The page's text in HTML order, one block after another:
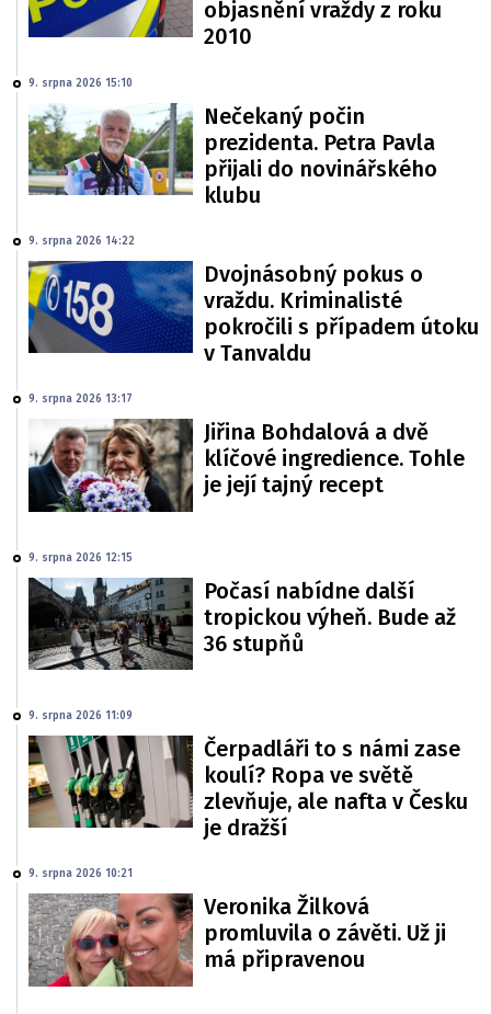
objasnění vraždy z roku
2010
9. srpna 2026 15:10
Nečekaný počin
prezidenta. Petra Pavla
přijali do novinářského
klubu
9. srpna 2026 14:22
Dvojnásobný pokus o
vraždu. Kriminalisté
pokročili s případem útoku
v Tanvaldu
9. srpna 2026 13:17
Jiřina Bohdalová a dvě
klíčové ingredience. Tohle
je její tajný recept
9. srpna 2026 12:15
Počasí nabídne další
tropickou výheň. Bude až
36 stupňů
9. srpna 2026 11:09
Čerpadláři to s námi zase
koulí? Ropa ve světě
zlevňuje, ale nafta v Česku
je dražší
9. srpna 2026 10:21
Veronika Žilková
promluvila o závěti. Už ji
má připravenou